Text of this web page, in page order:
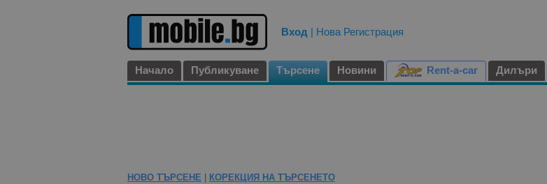
Вход | Нова Регистрация
Начало Публикуване Търсене Новини Rent-a-car Дилъри
НОВО ТЪРСЕНЕ КОРЕКЦИЯ НА ТЪРСЕНЕТО